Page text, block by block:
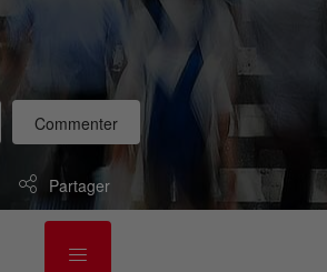
Commenter
Partager